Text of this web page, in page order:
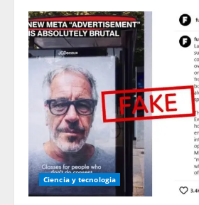
Ciencia y tecnologia